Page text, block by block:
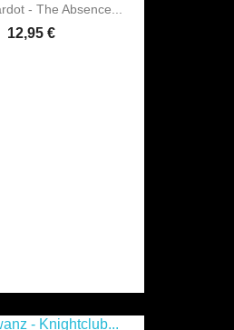
- The Absence...
12,95 €